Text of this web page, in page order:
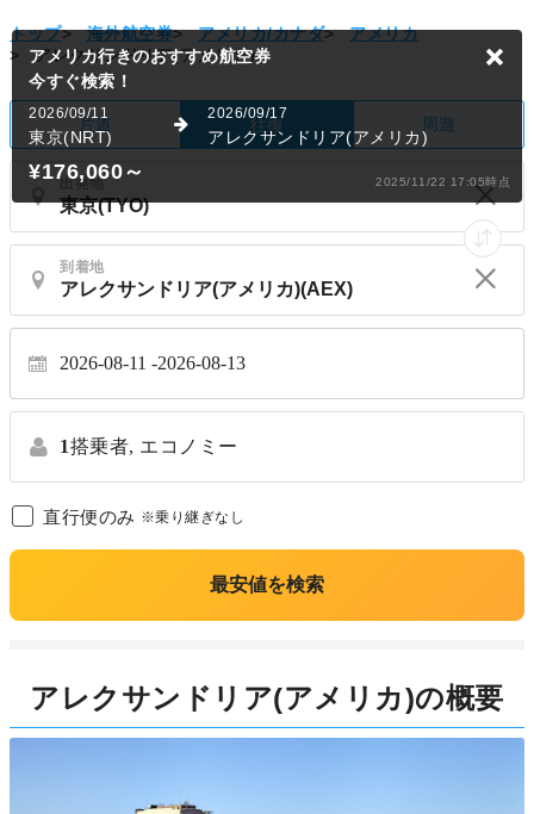
トップ> 海外航空券> アメリカ/カナダ>
アメリカ
>
アレクサンドリア(アメリカ)
片道 往復 周遊
出発地
到着地
2026-08-11 2026-08-13
1搭乗者, エコノミー
直行便のみ ※乗り継ぎなし
最安値を検索
アメリカ行きのおすすめ航空券
今すぐ検索！
2026/09/11
東京(NRT)
2026/09/17
アレクサンドリア(アメリカ)
¥176,060～ 2025/11/22 17:05時点
アレクサンドリア(アメリカ)の概要